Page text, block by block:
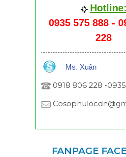
Hotline:
0935 575 888 -
228
Ms. Xuân
0918 806 228 -
FANPAGE